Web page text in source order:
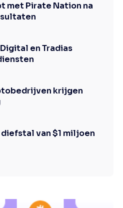
met Pirate Nation na
en Tradias
krijgen
van $1 miljoen